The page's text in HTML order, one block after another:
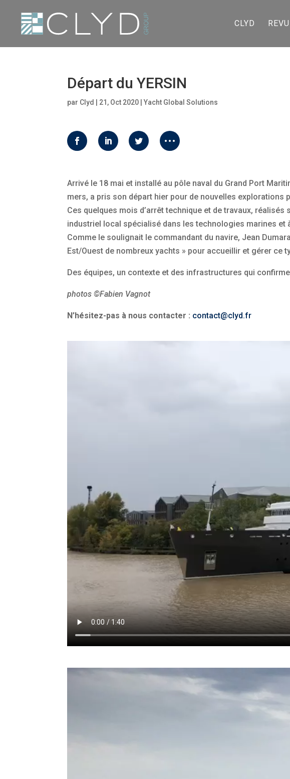
CLYD
Départ du YERSIN
par Clyd 21, Oct 2020 |Yacht Global Solutions
Arrivé le 18 mai et installé au pôle naval du Grand Port
mers, a pris son départ hier pour de nouvelles explorations
Ces quelques mois d’arrêt technique et de travaux,
industriel local spécialisé dans les technologies marines et
Comme le soulignait le commandant du navire, Jean
Est/Ouest de nombreux yachts » pour accueillir et gérer ce
Des équipes, un contexte et des infrastructures qui
photos ©Fabien Vagnot
N’hésitez-pas à nous contacter : contact@clyd.fr